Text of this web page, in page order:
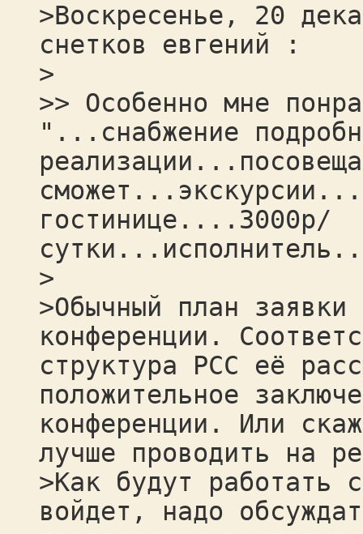
>Воскресенье, 20
снетков евгений :
>
>> Особенно мне
"...снабжение
гостинице....3000р/
>
>Обычный план заявки
конференции.
структура РСС её
положительное
конференции. Или
лучше проводить на
>Как будут работать
войдет, надо